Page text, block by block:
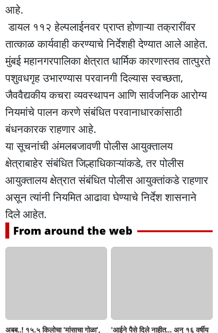
आहे.
डायल ११२ हेल्पलाईनवर प्राप्त होणाऱ्या तक्रारींवर
तात्काळ कार्यवाही करण्याचे निर्देशही देण्यात आले आहेत.
मुंबई महानगरपालिका क्षेत्रात धार्मिक कारणास्तव तात्पुरते
पशुवधगृह उभारण्यास परवानगी दिल्यास स्वच्छता,
जैववैद्यकीय कचरा व्यवस्थापन आणि सार्वजनिक आरोग्य
नियमांचे पालन करणे संबंधित परवानाधारकांसाठी
बंधनकारक राहणार आहे.
या सूचनांची अंमलबजावणी पोलीस आयुक्तालय
क्षेत्राबाहेर संबंधित जिल्हाधिकाऱ्यांकडे, तर पोलीस
आयुक्तालय क्षेत्रात संबंधित पोलीस आयुक्तांकडे राहणार
असून त्यांनी नियमित आढावा घेण्याचे निर्देश शासनाने
दिले आहेत.
From around the web
अबब..! १५.५ किलोचा 'मांसाचा गोळा', 'आईने पैसे दिले नाहीत... अन् १६ वर्षीय